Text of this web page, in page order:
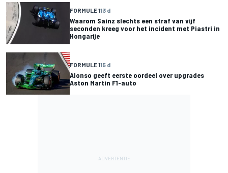
FORMULE 113 d
Waarom Sainz slechts een straf van vijf
seconden kreeg voor het incident met Piastri in
Hongarije
FORMULE 115 d
Alonso geeft eerste oordeel over upgrades
Aston Martin F1-auto